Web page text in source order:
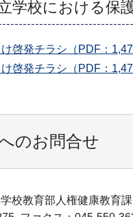
学校における保
啓発チラシ（PDF：
啓発チラシ（PDF：
のお問合せ
校教育部人権健康教育課